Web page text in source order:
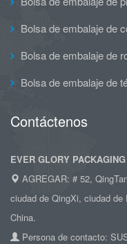
Bolsa de embalaje de
Bolsa de embalaje de
Bolsa de embalaje de
Contáctenos
EVER GLORY
AGREGAR: # 52,
ciudad de QingXi, ciudad de
China.
Persona de contacto: